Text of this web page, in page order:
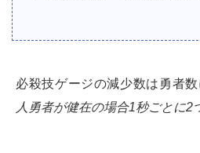
必殺技ゲージの減少数は勇者数
人勇者が健在の場合1秒ごとに2